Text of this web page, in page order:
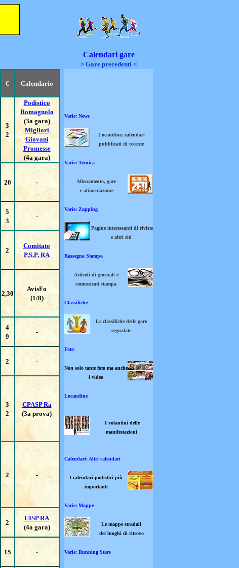
Calendari gare
> Gare precedenti <
€ Calendario
3
2
Podistico
Romagnolo
(3a gara)
Migliori
Giovani
Promesse
(4a gara)
20 -
5
3
-
2
Comitato
P.S.P. RA
2,30
AvisFo
(1/8)
4
9
-
2 -
3
2
CPASP Ra
(3a prova)
2 -
2
UISP RA
(4a gara)
15 -
Varie: News
Locandine, calendari
pubblicati di recente
Varie: Tecnica
Allenamento, gare
e alimentazione
Varie: Zapping
Pagine interessanti di riviste
e altri siti
Rassegna Stampa
Articoli di giornali e
comunicati stampa
Classifiche
Le classifiche delle gare
segnalate
Foto
Non solo tante foto ma anche
i video
Locandine
I volantini delle
manifestazioni
Calendari: Altri calendari
I calendari podistici più
importanti
Varie: Mappe
Le mappe stradali
dei luoghi di ritrovo
Varie: Running Stars